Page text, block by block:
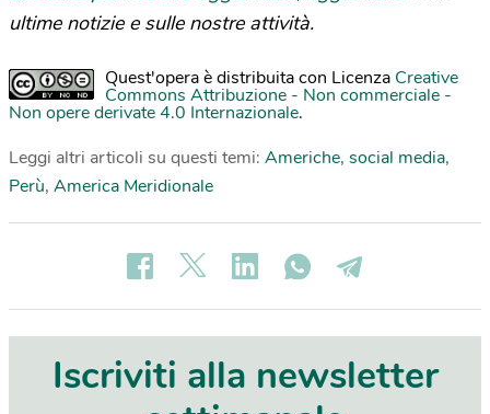
ultime notizie e sulle nostre attività.
Quest'opera è distribuita con Licenza Creative
Commons Attribuzione - Non commerciale -
Non opere derivate 4.0 Internazionale.
Leggi altri articoli su questi temi: Americhe, social media,
Perù, America Meridionale
Iscriviti alla newsletter